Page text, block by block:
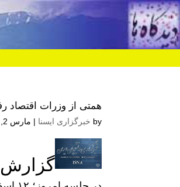
همتی از وزرات اقتصاد
by خبرگزاری ایسنا | مارس 2, 2025 10:49 ق.ظ
گزارش